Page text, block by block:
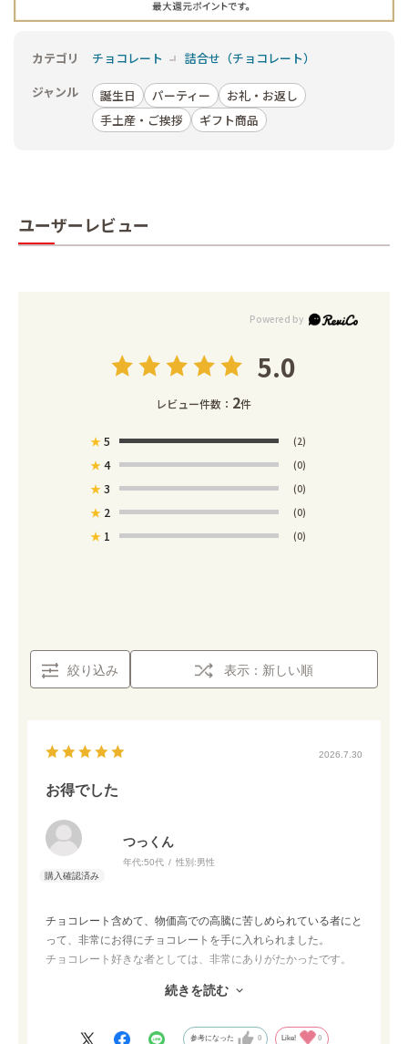
カテゴリ チョコレート
詰合せ（チョコレート）
ジャンル
誕生日 パーティー
お礼・お返し
手土産・ご挨拶
ギフト商品
ユーザーレビュー
5.0
レビュー件数： 2件
★5 (2)
★4 (0)
★3 (0)
★ 2 (0)
★ 1 (0)
絞り込み 表示：新しい順
2026.7.30
お得でした
つっくん
年代:50代 性別:男性
チョコレート含めて、物価高での高騰に苦しめられている者にと
って、非常にお得にチョコレートを手に入れられました。
チョコレート好きな者としては、非常にありがたかったです。
子を食べられて満足しています。
続きを読む
参考になった 0 Like! 0